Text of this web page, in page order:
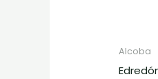
Alcoba